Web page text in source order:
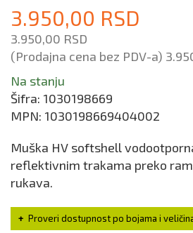
3.950,00 RSD
3.950,00 RSD
(Prodajna cena bez PDV-a)
Na stanju
Šifra: 1030198669
MPN: 1030198669404002
Muška HV softshell
reflektivnim trakama preko
rukava.
Proveri dostupnost po bojama i